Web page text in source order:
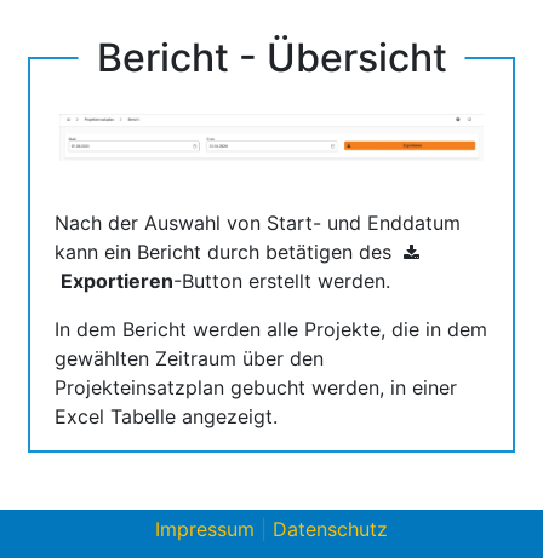
Bericht - Übersicht
Nach der Auswahl von Start- und Enddatum
kann ein Bericht durch betätigen des
Exportieren-Button erstellt werden.
In dem Bericht werden alle Projekte, die in dem
gewählten Zeitraum über den
Projekteinsatzplan gebucht werden, in einer
Excel Tabelle angezeigt.
Impressum Datenschutz